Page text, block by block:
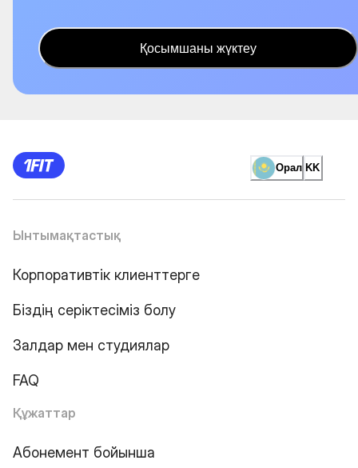
Қосымшаны жүктеу
Орал KK
Ынтымақтастық
Корпоративтік клиенттерге
Біздің серіктесіміз болу
Залдар мен студиялар
FAQ
Құжаттар
Абонемент бойынша